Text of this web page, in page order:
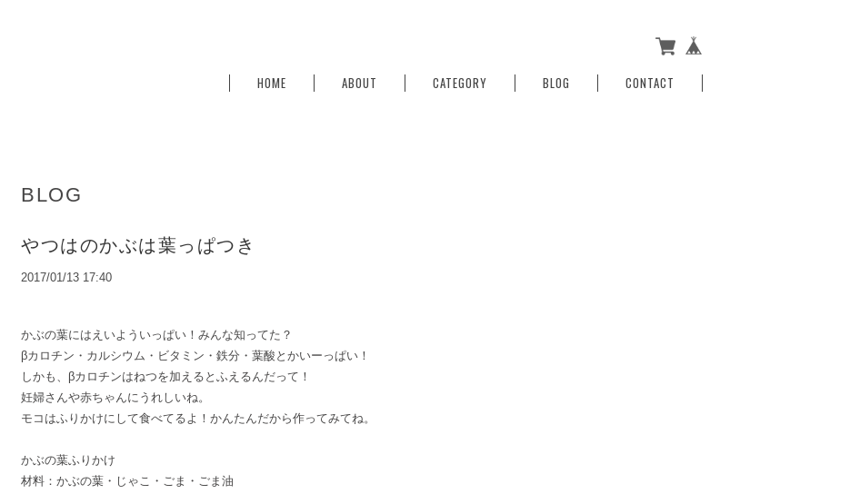
HOME ABOUT CATEGORY BLOG CONTACT
BLOG
やつはのかぶは葉っぱつき
2017/01/13 17:40
かぶの葉にはえいよういっぱい！みんな知ってた？
βカロチン・カルシウム・ビタミン・鉄分・葉酸とかいーっぱい！
しかも、βカロチンはねつを加えるとふえるんだって！
妊婦さんや赤ちゃんにうれしいね。
モコはふりかけにして食べてるよ！かんたんだから作ってみてね。
かぶの葉ふりかけ
材料：かぶの葉・じゃこ・ごま・ごま油